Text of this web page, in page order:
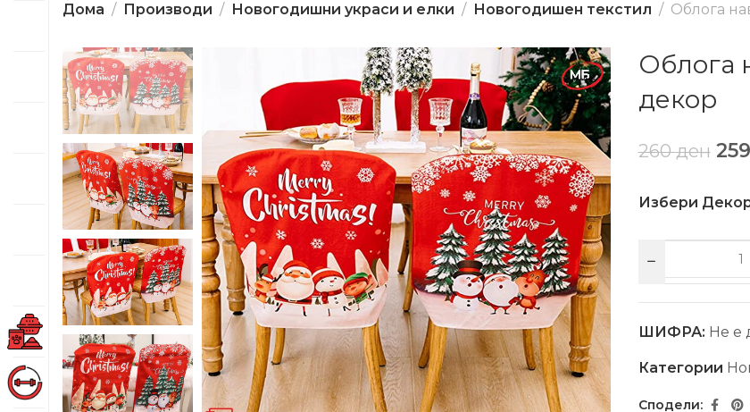
Дома Производи Новогодишни украси и елки Новогодишен текстил Облога
Облога
декор
260ден 259
Избери
ШИФРА: Не е
Категории